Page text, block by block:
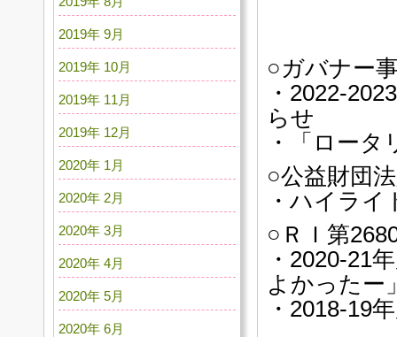
○ガバナー
・2022-
らせ
・「ロー
○公益財団
・ハイラ
○ＲＩ第
・2020-21
よかったー
・2018-19
2019年 9月
2019年 10月
2019年 11月
2019年 12月
2020年 1月
2020年 2月
2020年 3月
2020年 4月
2020年 5月
2020年 6月